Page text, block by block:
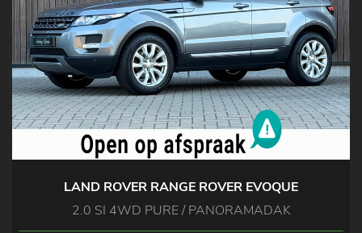
LAND ROVER RANGE ROVER EVOQUE
2.0 SI 4WD PURE / PANORAMADAK